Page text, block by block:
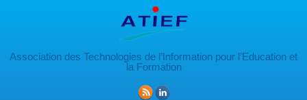
Association des Technologies de l’Information pour l’Education et
la Formation